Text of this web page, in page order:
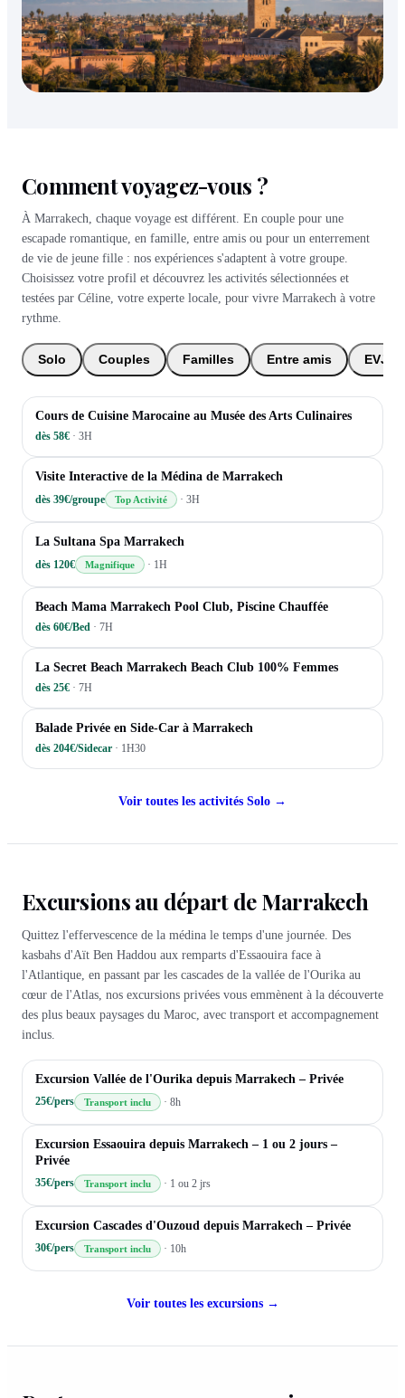
Comment voyagez-vous ?
À Marrakech, chaque voyage est différent. En couple pour une
escapade romantique, en famille, entre amis ou pour un enterrement
de vie de jeune fille : nos expériences s'adaptent à votre groupe.
Choisissez votre profil et découvrez les activités sélectionnées et
testées par Céline, votre experte locale, pour vivre Marrakech à votre
rythme.
Solo Couples Familles Entre amis EVJF
CULTURELLES
Cours de Cuisine Marocaine au Musée des Arts Culinaires
dès 58€ · 3H
CULTURELLES
Visite Interactive de la Médina de Marrakech
dès 39€/groupe Top Activité · 3H
BIEN-ÊTRE
La Sultana Spa Marrakech
dès 120€ Magnifique · 1H
PISCINES
Beach Mama Marrakech Pool Club, Piscine Chauffée
dès 60€/Bed · 7H
PISCINES
La Secret Beach Marrakech Beach Club 100% Femmes
dès 25€ · 7H
MARRAKECH INSOLITE
Balade Privée en Side-Car à Marrakech
dès 204€/Sidecar · 1H30
Voir toutes les activités Solo →
Excursions au départ de Marrakech
Quittez l'effervescence de la médina le temps d'une journée. Des
kasbahs d'Aït Ben Haddou aux remparts d'Essaouira face à
l'Atlantique, en passant par les cascades de la vallée de l'Ourika au
cœur de l'Atlas, nos excursions privées vous emmènent à la découverte
des plus beaux paysages du Maroc, avec transport et accompagnement
inclus.
VALLÉE DE L'OURIKA
Excursion Vallée de l'Ourika depuis Marrakech – Privée
25€/pers Transport inclu · 8h
ESSAOUIRA – CÔTE ATLANTIQUE
Excursion Essaouira depuis Marrakech – 1 ou 2 jours –
Privée
35€/pers Transport inclu · 1 ou 2 jrs
CASCADES D'OUZOUD – MOYEN ATLAS
Excursion Cascades d'Ouzoud depuis Marrakech – Privée
30€/pers Transport inclu · 10h
Voir toutes les excursions →